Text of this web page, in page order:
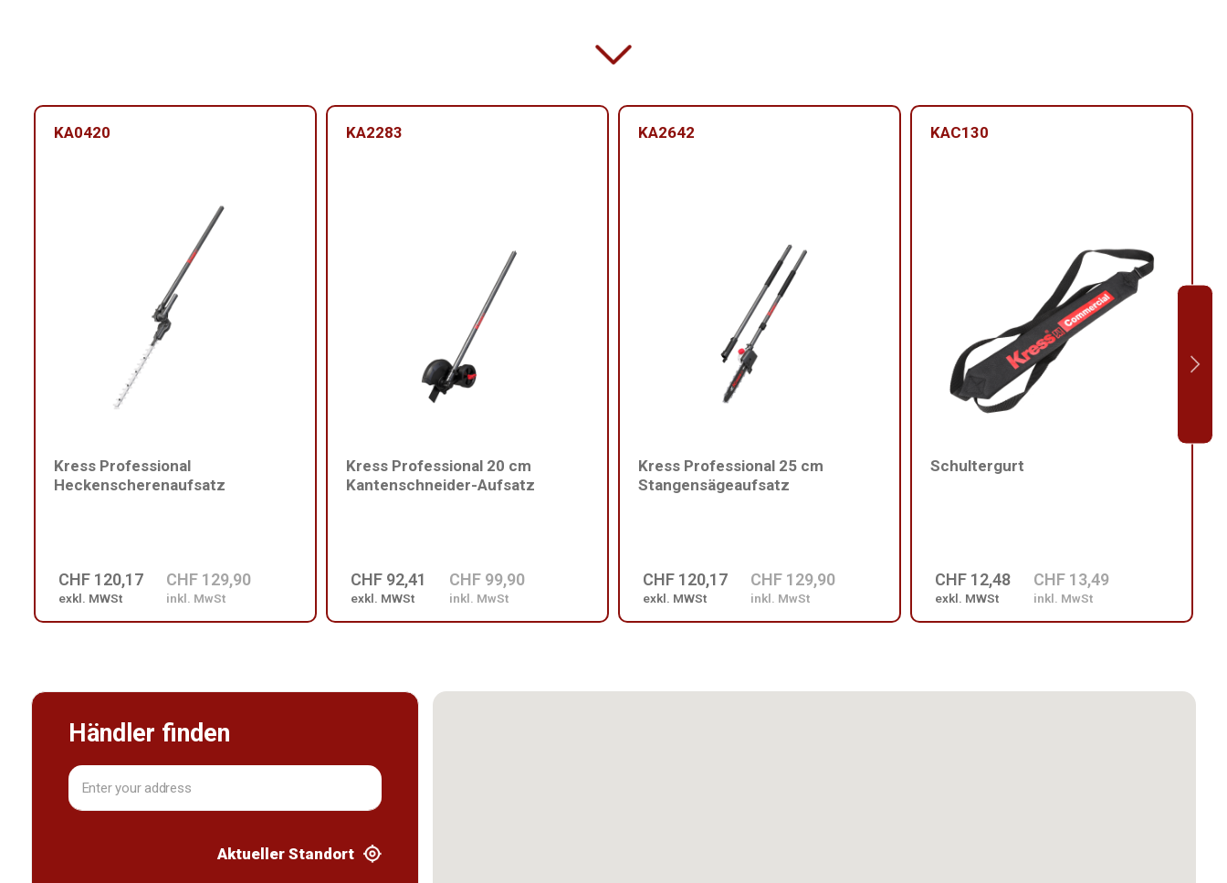
KA0420
Kress Professional
Heckenscherenaufsatz
CHF 120,17
exkl. MWSt
CHF 129,90
inkl. MwSt
KA2283
Kress Professional 20 cm
Kantenschneider-Aufsatz
CHF 92,41
exkl. MWSt
CHF 99,90
inkl. MwSt
KA2642
Kress Professional 25 cm
Stangensägeaufsatz
CHF 120,17
exkl. MWSt
CHF 129,90
inkl. MwSt
KAC130
Schultergurt
CHF 12,48
exkl. MWSt
CHF 13,49
inkl. MwSt
Händler finden
Aktueller Standort